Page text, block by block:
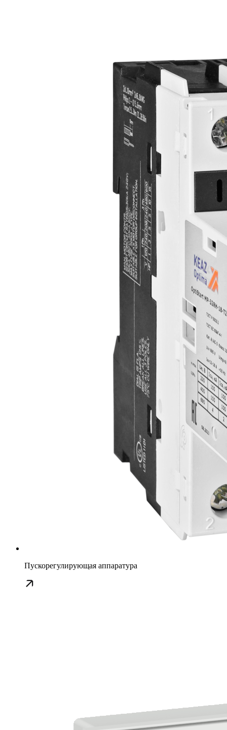
Пускорегулирующая аппаратура